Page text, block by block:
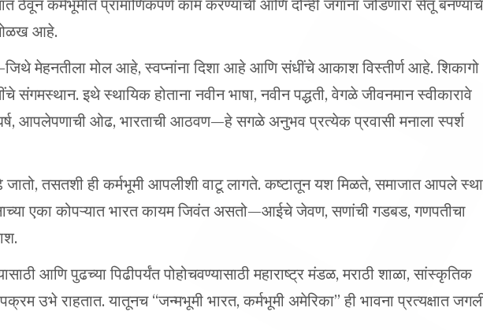
आहे.
संगमस्थान. इथे स्थायिक होताना नवीन भाषा, नवीन पद्धती, वेगळे जीवनमान स्वीकारावे
आपलेपणाची ओढ, भारताची आठवण—हे सगळे अनुभव प्रत्येक प्रवासी मनाला स्पर्श
मनाच्या एका कोपऱ्यात भारत कायम जिवंत असतो—आईचे जेवण, सणांची गडबड, गणपतीचा
उभे राहतात. यातूनच “जन्मभूमी भारत, कर्मभूमी अमेरिका” ही भावना प्रत्यक्षात जगली